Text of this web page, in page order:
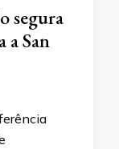
segura
a San